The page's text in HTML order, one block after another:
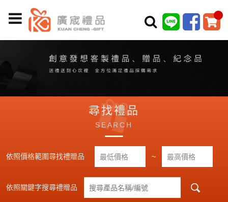
尋找禮品
SEARCH
依照價格範圍尋找禮贈品 ~
依照關鍵字搜尋禮贈品